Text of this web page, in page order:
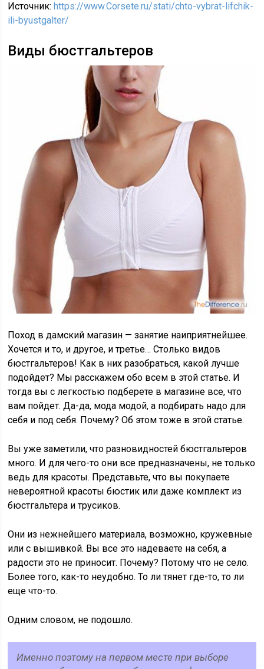
Источник:https://www.Corsete.ru/stati/chto-vybrat-lifchik-
ili-byustgalter/
Виды бюстгальтеров
Поход в дамский магазин — занятие наиприятнейшее.
Хочется и то, и другое, и третье… Столько видов
бюстгальтеров! Как в них разобраться, какой лучше
подойдет? Мы расскажем обо всем в этой статье. И
тогда вы с легкостью подберете в магазине все, что
вам пойдет. Да-да, мода модой, а подбирать надо для
себя и под себя. Почему? Об этом тоже в этой статье.
Вы уже заметили, что разновидностей бюстгальтеров
много. И для чего-то они все предназначены, не только
ведь для красоты. Представьте, что вы покупаете
невероятной красоты бюстик или даже комплект из
бюстгальтера и трусиков.
Они из нежнейшего материала, возможно, кружевные
или с вышивкой. Вы все это надеваете на себя, а
радости это не приносит. Почему? Потому что не село.
Более того, как-то неудобно. То ли тянет где-то, то ли
еще что-то.
Одним словом, не подошло.
Именно поэтому на первом месте при выборе